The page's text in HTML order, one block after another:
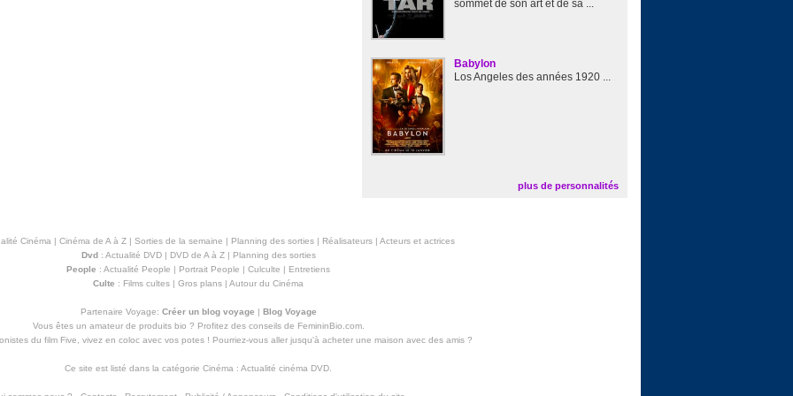
sommet de son art et de sa ...
Babylon
Los Angeles des années 1920 ...
plus de personnalités
Cinéma | Cinéma de A à Z| Sorties de la semaine | Planning des sorties| Réalisateurs| Acteurs et actrices
Dvd: Actualité DVD| DVD de A à Z| Planning des sorties
People : Actualité People | Portrait People | Culculte | Entretiens
Culte : Films cultes | Gros plans | Autour du Cinéma
Partenaire Voyage: Créer un blog voyage | Blog Voyage
Vous êtes un amateur de produits bio ? Profitez des conseils de FemininBio.com.
du film Five, vivez en coloc avec vos potes ! Pourriez-vous aller jusqu'à acheter une maison avec des amis?
Ce site est listé dans la catégorie Cinéma : Actualité cinéma DVD